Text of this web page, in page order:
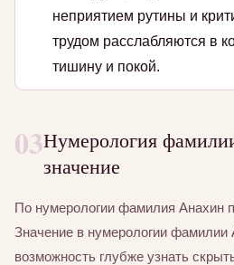
неприятием рутины и
трудом расслабляются в
тишину и покой.
03Нумерология
значение
По нумерологии фамилия Анахин
Значение в нумерологии фамилии
возможность глубже узнать